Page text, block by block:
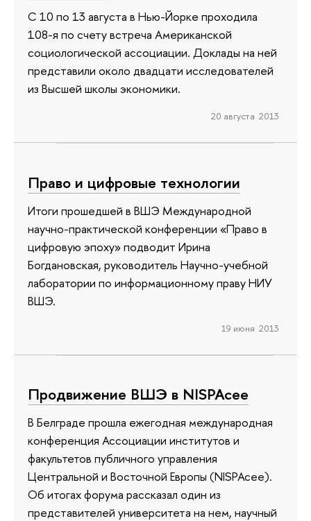
С 10 по 13 августа в Нью-Йорке проходила
108-я по счету встреча Американской
социологической ассоциации. Доклады на ней
представили около двадцати исследователей
из Высшей школы экономики.
20 августа 2013
Право и цифровые технологии
Итоги прошедшей в ВШЭ Международной
научно-практической конференции «Право в
цифровую эпоху» подводит Ирина
Богдановская, руководитель Научно-учебной
лаборатории по информационному праву НИУ
ВШЭ.
19 июня 2013
Продвижение ВШЭ в NISPAcee
В Белграде прошла ежегодная международная
конференция Ассоциации институтов и
факультетов публичного управления
Центральной и Восточной Европы (NISPAcee).
Об итогах форума рассказал один из
представителей университета на нем, научный